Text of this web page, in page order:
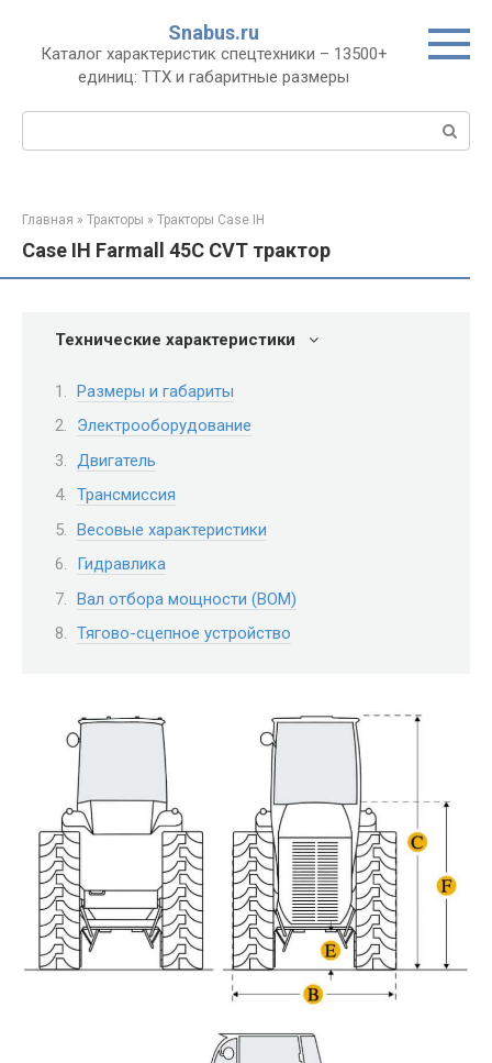
контенту
Snabus.ru
Каталог характеристик спецтехники – 13500+
единиц: ТТХ и габаритные размеры
Главная » Тракторы » Тракторы Case IH
Case IH Farmall 45C CVT трактор
Технические характеристики
Размеры и габариты
Электрооборудование
Двигатель
Трансмиссия
Весовые характеристики
Гидравлика
Вал отбора мощности (ВОМ)
Тягово-сцепное устройство